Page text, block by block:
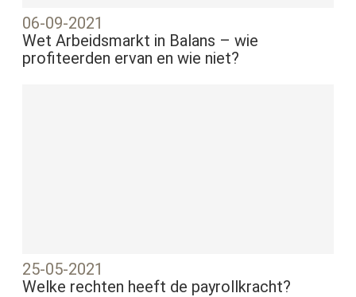
06-09-2021
Wet Arbeidsmarkt in Balans – wie
profiteerden ervan en wie niet?
25-05-2021
Welke rechten heeft de payrollkracht?